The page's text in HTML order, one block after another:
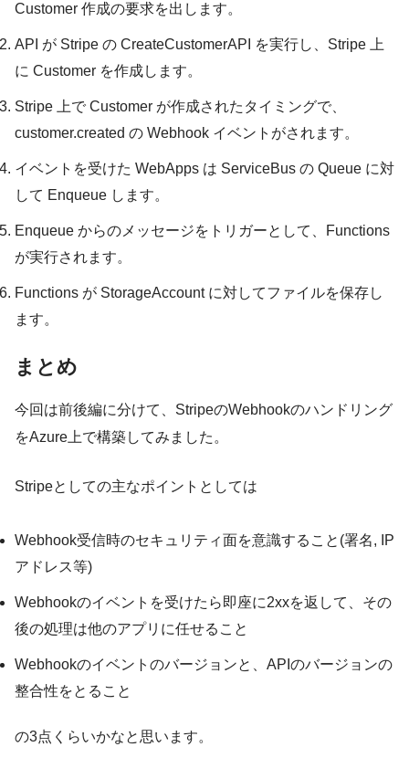
Customer 作成の要求を出します。
API が Stripe の CreateCustomerAPI を実行し、Stripe 上
に Customer を作成します。
Stripe 上で Customer が作成されたタイミングで、
customer.created の Webhook イベントがされます。
イベントを受けた WebApps は ServiceBus の Queue に対
して Enqueue します。
Enqueue からのメッセージをトリガーとして、Functions
が実行されます。
Functions が StorageAccount に対してファイルを保存し
ます。
まとめ
今回は前後編に分けて、StripeのWebhookのハンドリング
をAzure上で構築してみました。
Stripeとしての主なポイントとしては
Webhook受信時のセキュリティ面を意識すること(署名, IP
アドレス等)
Webhookのイベントを受けたら即座に2xxを返して、その
後の処理は他のアプリに任せること
Webhookのイベントのバージョンと、APIのバージョンの
整合性をとること
の3点くらいかなと思います。